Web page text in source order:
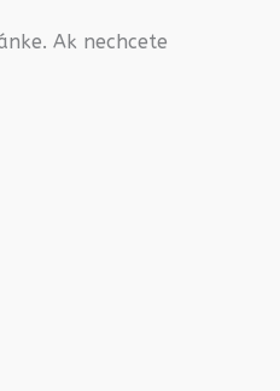
Ak nechcete